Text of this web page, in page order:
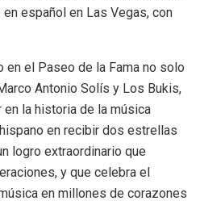
español en Las Vegas, con
en el Paseo de la Fama no solo
Antonio Solís y Los Bukis,
la historia de la música
en recibir dos estrellas
logro extraordinario que
y que celebra el
en millones de corazones